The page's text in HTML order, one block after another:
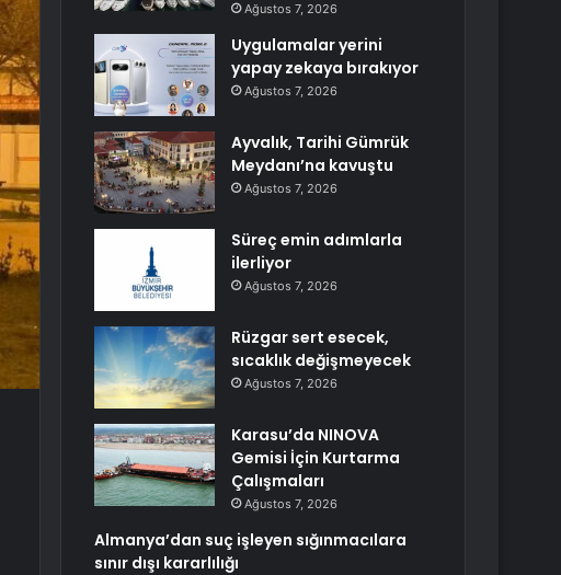
Ağustos 7, 2026
Uygulamalar yerini
yapay zekaya bırakıyor
Ağustos 7, 2026
Ayvalık, Tarihi Gümrük
Meydanı’na kavuştu
Ağustos 7, 2026
Süreç emin adımlarla
ilerliyor
Ağustos 7, 2026
Rüzgar sert esecek,
sıcaklık değişmeyecek
Ağustos 7, 2026
Karasu’da NINOVA
Gemisi İçin Kurtarma
Çalışmaları
Ağustos 7, 2026
Almanya’dan suç işleyen sığınmacılara
sınır dışı kararlılığı